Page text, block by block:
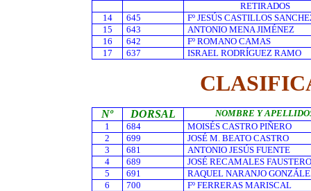
RETIRADOS
14
645
Fº JESÚS CASTILLOS
15
643
ANTONIO MENA JIMÉNEZ
16
642
Fº ROMANO CAMAS
17
637 ISRAEL RODRÍGUEZ RAMO
Nº DORSAL
NOMBRE Y
1
684
MOISÉS CASTRO PIÑERO
2
699
JOSÉ M. BEATO CASTRO
3
681
ANTONIO JESÚS FUENTE
4
689
JOSÉ RECAMALES FAUSTERO
5
691
RAQUEL NARANJO
6
700
Fº FERRERAS MARISCAL